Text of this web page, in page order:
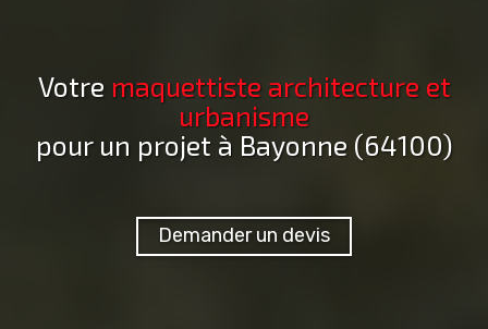
Votre maquettiste architecture et
urbanisme
pour un projet à Bayonne (64100)
Demander un devis